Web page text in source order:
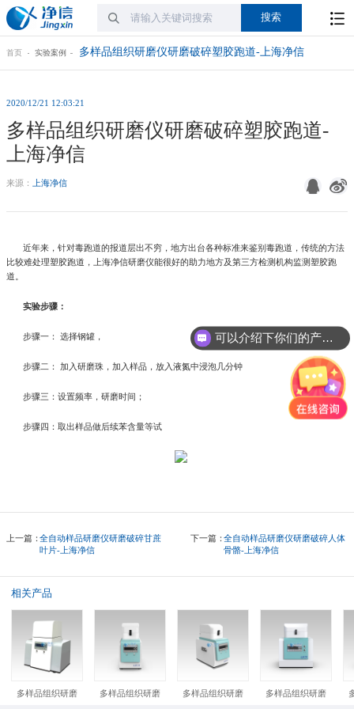
首页 实验案例 多样品组织研磨仪研磨破碎塑胶跑道-上海净信
2020/12/21 12:03:21
多样品组织研磨仪研磨破碎塑胶跑道-
上海净信
来源： 上海净信
近年来，针对毒跑道的报道层出不穷，地方出台各种标准来鉴别毒跑道，传统的方法
比较难处理塑胶跑道，上海净信研磨仪能很好的助力地方及第三方检测机构监测塑胶跑
道。
实验步骤：
步骤一： 选择钢罐，
步骤二： 加入研磨珠，加入样品，放入液氮中浸泡几分钟
步骤三：设置频率，研磨时间；
步骤四：取出样品做后续苯含量等试
上一篇：全自动样品研磨仪研磨破碎甘蔗
叶片-上海净信
下一篇：全自动样品研磨仪研磨破碎人体
骨骼-上海净信
相关产品
多样品组织研磨机 多样品组织研磨仪-24L多样品组织研磨仪-32L多样品组织研磨仪-48L
可以介绍下你们的产品么?